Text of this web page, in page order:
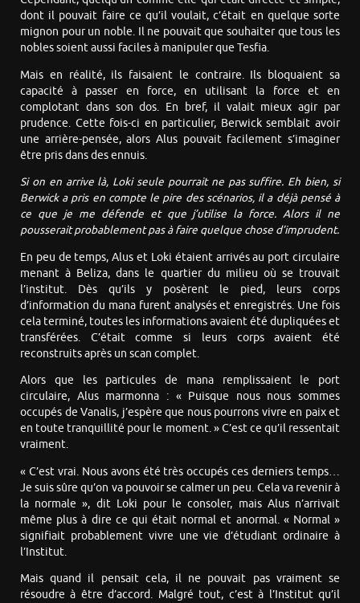
dont il pouvait faire ce qu’il voulait, c’était en quelque sorte
mignon pour un noble. Il ne pouvait que souhaiter que tous les
nobles soient aussi faciles à manipuler que Tesfia.
Mais en réalité, ils faisaient le contraire. Ils bloquaient sa
capacité à passer en force, en utilisant la force et en
complotant dans son dos. En bref, il valait mieux agir par
prudence. Cette fois-ci en particulier, Berwick semblait avoir
une arrière-pensée, alors Alus pouvait facilement s’imaginer
être pris dans des ennuis.
Si on en arrive là, Loki seule pourrait ne pas suffire. Eh bien, si
Berwick a pris en compte le pire des scénarios, il a déjà pensé à
ce que je me défende et que j’utilise la force. Alors il ne
pousserait probablement pas à faire quelque chose d’imprudent.
En peu de temps, Alus et Loki étaient arrivés au port circulaire
menant à Beliza, dans le quartier du milieu où se trouvait
l’institut. Dès qu’ils y posèrent le pied, leurs corps
d’information du mana furent analysés et enregistrés. Une fois
cela terminé, toutes les informations avaient été dupliquées et
transférées. C’était comme si leurs corps avaient été
reconstruits après un scan complet.
Alors que les particules de mana remplissaient le port
circulaire, Alus marmonna : « Puisque nous nous sommes
occupés de Vanalis, j’espère que nous pourrons vivre en paix et
en toute tranquillité pour le moment. » C’est ce qu’il ressentait
vraiment.
« C’est vrai. Nous avons été très occupés ces derniers temps…
Je suis sûre qu’on va pouvoir se calmer un peu. Cela va revenir à
la normale », dit Loki pour le consoler, mais Alus n’arrivait
même plus à dire ce qui était normal et anormal. « Normal »
signifiait probablement vivre une vie d’étudiant ordinaire à
l’Institut.
Mais quand il pensait cela, il ne pouvait pas vraiment se
résoudre à être d’accord. Malgré tout, c’est à l’Institut qu’il